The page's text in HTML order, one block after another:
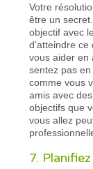
Votre
être un
objectif avec
d’atteindre
vous aider en
sentez pas
comme vous
amis avec
objectifs que
vous allez
7.